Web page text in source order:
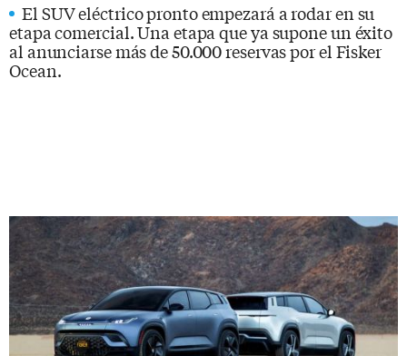
El SUV eléctrico pronto empezará a rodar en su
etapa comercial. Una etapa que ya supone un éxito
al anunciarse más de 50.000 reservas por el Fisker
Ocean.